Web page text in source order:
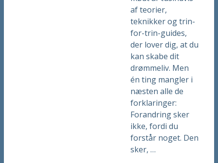
af teorier,
teknikker og trin-
for-trin-guides,
der lover dig, at du
kan skabe dit
drømmeliv. Men
én ting mangler i
næsten alle de
forklaringer:
Forandring sker
ikke, fordi du
forstår noget. Den
sker, …